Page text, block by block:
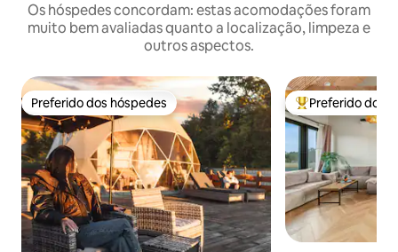
Os hóspedes concordam: estas acomodações foram
muito bem avaliadas quanto a localização, limpeza e
outros aspectos.
Preferido dos hóspedes
Preferido dos hóspedes Entre os
Preferido dos